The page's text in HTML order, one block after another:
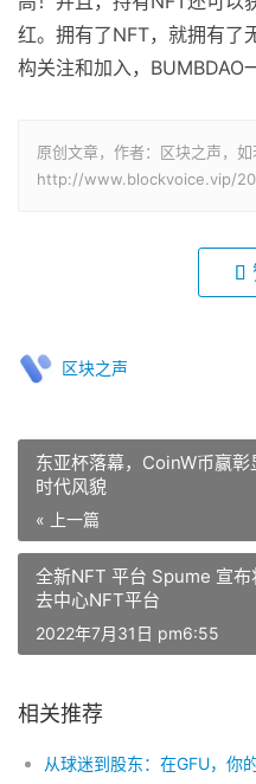
红。拥有了NFT，就拥有了
构关注和加入，BUMBDAO
原创文章，作者：区块之声，如
http://www.blockvoice.vip/
区块之声
东亚杯落幕，CoinW币赢
时代风貌
« 上一篇
全新NFT 平台 Spume 宣
去中心NFT平台￼
2022年7月31日 pm6:55
相关推荐